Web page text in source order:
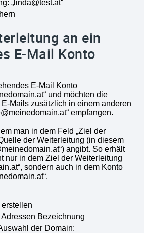
„linda@test.at“
an ein
E-Mail Konto
E-Mail Konto
und möchten die
Mails zusätzlich in einem anderen
empfangen.
man in dem Feld „Ziel der
der Weiterleitung (in diesem
angibt. So erhält
nur in dem Ziel der Weiterleitung
sondern auch in dem Konto
Bezeichnung
der Domain: